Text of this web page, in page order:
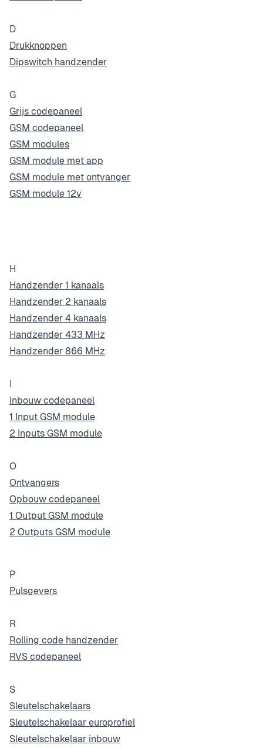
D
Drukknoppen
Dipswitch handzender
G
Grijs codepaneel
GSM codepaneel
GSM modules
GSM module met app
GSM module met ontvanger
GSM module 12v
H
Handzender 1 kanaals
Handzender 2 kanaals
Handzender 4 kanaals
Handzender 433 MHz
Handzender 866 MHz
I
Inbouw codepaneel
1 Input GSM module
2 Inputs GSM module
O
Ontvangers
Opbouw codepaneel
1 Output GSM module
2 Outputs GSM module
P
Pulsgevers
R
Rolling code handzender
RVS codepaneel
S
Sleutelschakelaars
Sleutelschakelaar europrofiel
Sleutelschakelaar inbouw